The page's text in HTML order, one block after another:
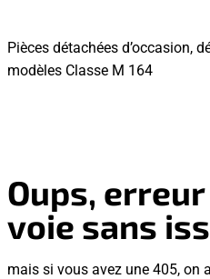
Pièces détachées d’occasion,
modèles Classe M 164
Oups,
voie sans
mais si vous avez une 405, on